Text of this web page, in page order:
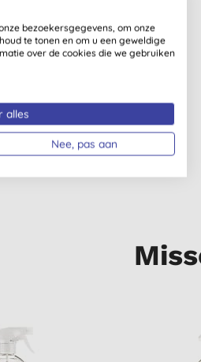
GECERTIFICEERD
bezoekersgegevens, om onze
te tonen en om u een geweldige
over de cookies die we gebruiken
alles
Nee, pas aan